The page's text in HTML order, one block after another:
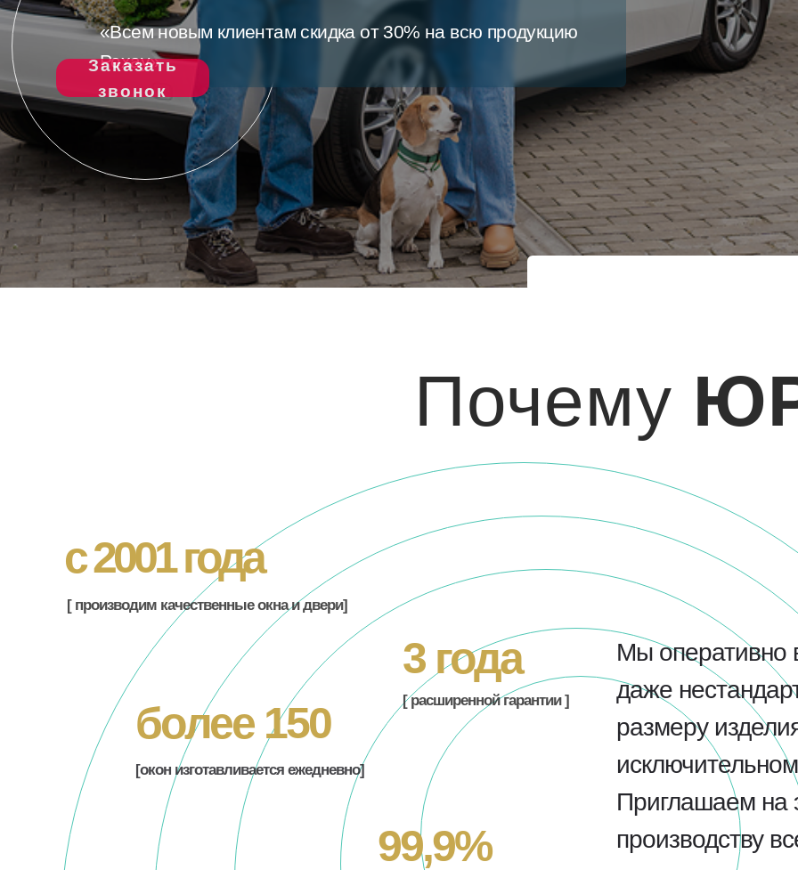
«Всем новым клиентам скидка от 30% на всю продукцию
Рехау»
Заказать
звонок
Почему
Мы оперативно
даже
размеру
Приглашаем на
производству
с 2001 года
[ производим качественные окна и двери]
3 года
[ расширенной гарантии ]
более 150
[окон изготавливается ежедневно]
99,9%